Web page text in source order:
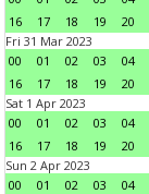
16
17 18 19 20
Fri 31 Mar 2023
00
01 02 03 04
16
17 18 19 20
Sat 1 Apr 2023
00
01 02 03 04
16
17 18 19 20
Sun 2 Apr 2023
00
01 02 03 04